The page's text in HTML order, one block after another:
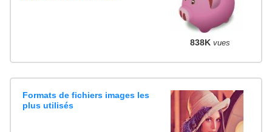
838K vues
Formats de fichiers images les
plus utilisés